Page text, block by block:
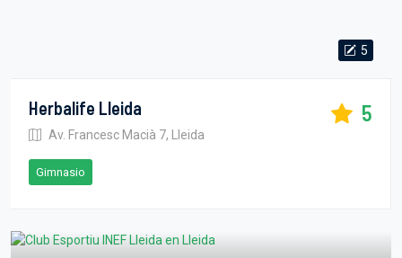
5
Herbalife Lleida
Av. Francesc Macià 7, Lleida
5
Gimnasio